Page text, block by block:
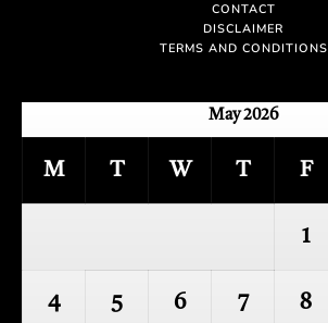
CONTACT
DISCLAIMER
TERMS AND CONDITIONS
May 2026
M T W T F
1
4 5 6 7 8